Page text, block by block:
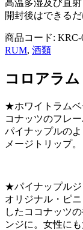
高温多湿及び直
開封後はできる
商品コード: KRC-
RUM, 酒類
コロアラ
★ホワイトラムベ
コナッツのフレ
パイナップルの
メージトリップ。
★パイナップルジ
オリジナル・ピ
したココナッツ
ンジに。女性に